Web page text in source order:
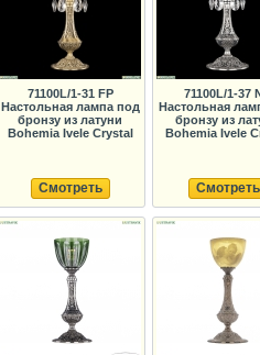
71100L/1-31 FP
Настольная лампа под
бронзу из латуни
Bohemia Ivele Crystal
Смотреть
71100L/1-37
Настольная
бронзу из
Bohemia Ivele
Смотреть